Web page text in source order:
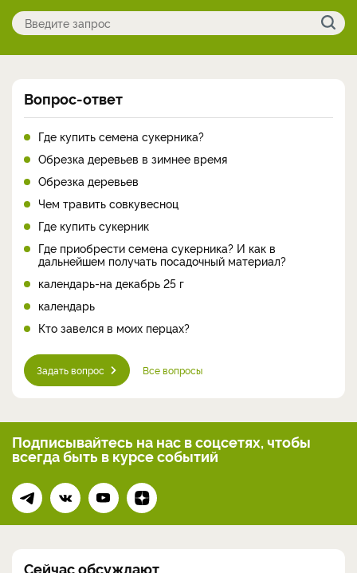
Вопрос-ответ
Где купить семена сукерника?
Обрезка деревьев в зимнее время
Обрезка деревьев
Чем травить совкувесноц
Где купить сукерник
Где приобрести семена сукерника? И как в
дальнейшем получать посадочный материал?
календарь-на декабрь 25 г
календарь
Кто завелся в моих перцах?
Задать вопрос Все вопросы
Подписывайтесь на нас в соцсетях, чтобы
всегдабыть в курсе событий
Сейчас обсуждают